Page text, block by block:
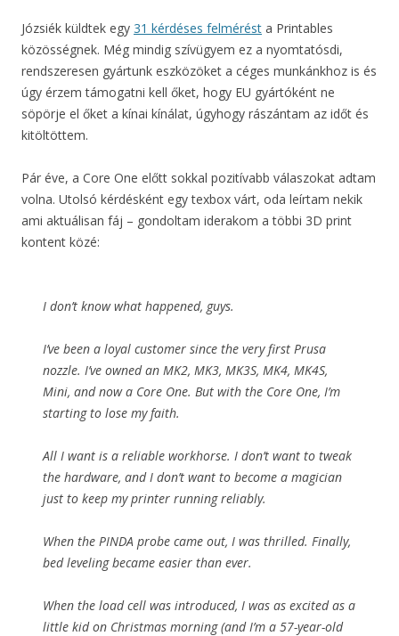
Józsiék küldtek egy 31 kérdéses felmérést a Printables
közösségnek. Még mindig szívügyem ez a nyomtatósdi,
rendszeresen gyártunk eszközöket a céges munkánkhoz is és
úgy érzem támogatni kell őket, hogy EU gyártóként ne
söpörje el őket a kínai kínálat, úgyhogy rászántam az időt és
kitöltöttem.
Pár éve, a Core One előtt sokkal pozitívabb válaszokat adtam
volna. Utolsó kérdésként egy texbox várt, oda leírtam nekik
ami aktuálisan fáj – gondoltam iderakom a többi 3D print
kontent közé:
I don’t know what happened, guys.
I’ve been a loyal customer since the very first Prusa
nozzle. I’ve owned an MK2, MK3, MK3S, MK4, MK4S,
Mini, and now a Core One. But with the Core One, I’m
starting to lose my faith.
All I want is a reliable workhorse. I don’t want to tweak
the hardware, and I don’t want to become a magician
just to keep my printer running reliably.
When the PINDA probe came out, I was thrilled. Finally,
bed leveling became easier than ever.
When the load cell was introduced, I was as excited as a
little kid on Christmas morning (and I’m a 57-year-old